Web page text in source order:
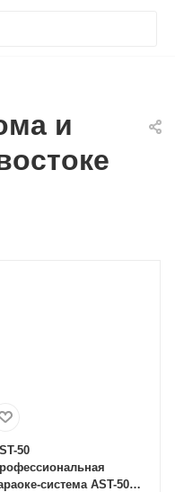
и
50
система AST-50 в